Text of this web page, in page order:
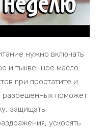
нужно включать
и тыквенное масло.
при простатите и
разрешенных поможет
защищать
ускорять